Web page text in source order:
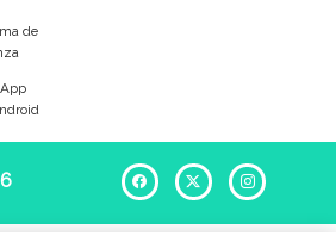
Acompañamiento en salidas
de
Facebook
X